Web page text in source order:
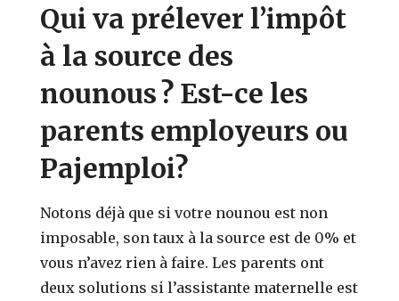
Qui va prélever l’impôt
à la source des
nounous ? Est-ce les
parents employeurs ou
Pajemploi?
Notons déjà que si votre nounou est non
imposable, son taux à la source est de 0% et
vous n’avez rien à faire. Les parents ont
deux solutions si l’assistante maternelle est